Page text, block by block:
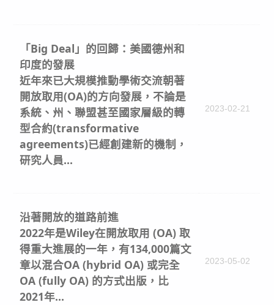
「Big Deal」的回歸：美國德州和
印度的發展
近年來已大規模推動學術交流朝著
開放取用(OA)的方向發展，不論是
系統、州、聯盟甚至國家層級的轉
型合約(transformative
agreements)已經創建新的機制，
研究人員...
2023-02-21
沿著開放的道路前進
2022年是Wiley在開放取用 (OA) 取
得重大進展的一年，有134,000篇文
章以混合OA (hybrid OA) 或完全
OA (fully OA) 的方式出版，比
2021年...
2023-05-02